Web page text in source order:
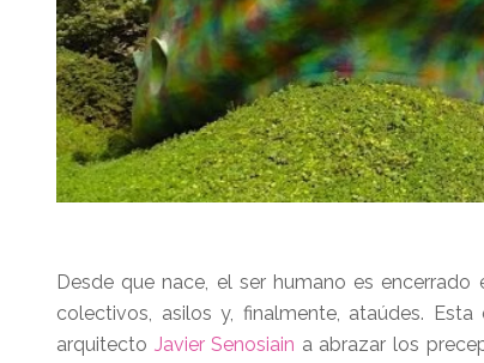
Desde que nace, el ser humano es
colectivos, asilos y, finalmente, ataúdes.
arquitecto Javier Senosiain a abrazar los